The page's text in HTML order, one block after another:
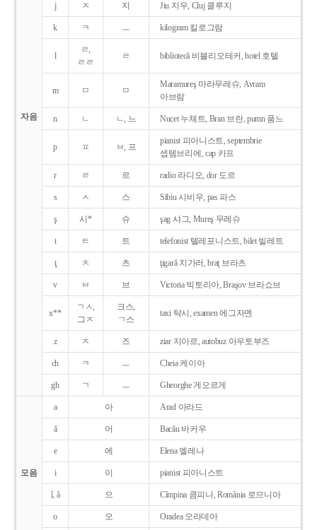
자음
j ㅈ 지 Jiu 지우, Cluj 클루지
k ㅋ ㅡ kilogram 킬로그람
l
ㄹ,
ㄹㄹ
ㄹ bibliotecǎ 비블리오테커, hotel 호텔
m ㅁ ㅁ
Maramureş 마라무레슈, Avram
아브람
n ㄴ ㄴ, 느 Nucet 누체트, Bran 브란, pumn 품느
p ㅍ ㅂ, 프
pianist 피아니스트, septembrie
셉템브리에, cap 카프
r ㄹ 르 radio 라디오, dor 도르
s ㅅ 스 Sibiu 시비우, pas 파스
ş 시* 슈 şag 샤그, Mureş 무레슈
t ㅌ 트 telefonist 텔레포니스트, bilet 빌레트
ţ ㅊ 츠 ţigarǎ 치가러, braţ 브라츠
v ㅂ 브 Victoria 빅토리아, Braşov 브라쇼브
x**
ㄱㅅ,
그ㅈ
크스,
ㄱ스
taxi 탁시, examen 에그자멘
z ㅈ 즈 ziar 지아르, autobuz 아우토부즈
ch ㅋ ㅡ Cheia 케이아
gh ㄱ ㅡ Gheorghe 게오르게
모음
a 아 Arad 아라드
ǎ 어 Bacǎu 바커우
e 에 Elena 엘레나
i 이 pianist 피아니스트
î, â 으 Cîmpina 큼피나, România 로므니아
o 오 Oradea 오라데아